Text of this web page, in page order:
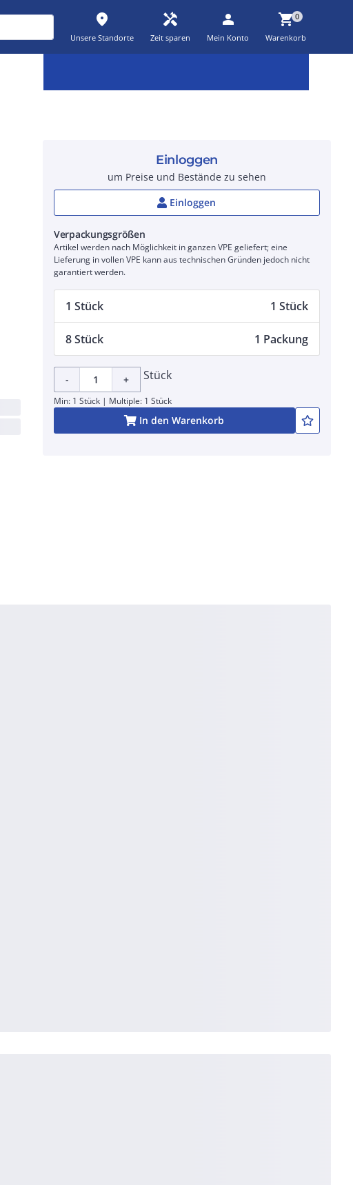
place
Unsere Standorte
handyman
Zeit sparen
person
Mein Konto
shopping_cart0
Warenkorb
Einloggen
um Preise und Bestände zu sehen
Einloggen
Verpackungsgrößen
Artikel werden nach Möglichkeit in ganzen VPE geliefert; eine
Lieferung in vollen VPE kann aus technischen Gründen jedoch nicht
garantiert werden.
1 Stück 1 Stück
8 Stück 1 Packung
- + Stück
Min: 1 Stück | Multiple: 1 Stück
In den Warenkorb